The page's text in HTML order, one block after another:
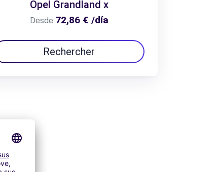
Opel Grandland x
Desde 72,86 € /día
Rechercher